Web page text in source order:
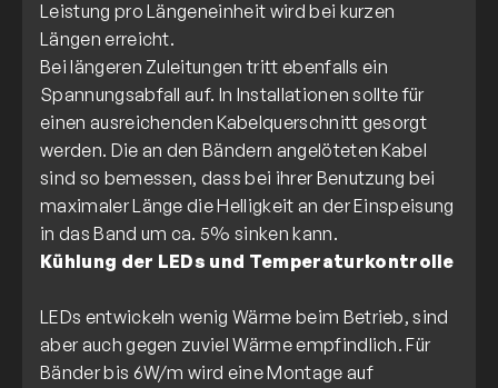
Leistung pro Längeneinheit wird bei kurzen
Längen erreicht.
Bei längeren Zuleitungen tritt ebenfalls ein
Spannungsabfall auf. In Installationen sollte für
einen ausreichenden Kabelquerschnitt gesorgt
werden. Die an den Bändern angelöteten Kabel
sind so bemessen, dass bei ihrer Benutzung bei
maximaler Länge die Helligkeit an der Einspeisung
Kühlung der LEDs und Temperaturkontrolle
LEDs entwickeln wenig Wärme beim Betrieb, sind
aber auch gegen zuviel Wärme empfindlich. Für
Bänder bis 6W/m wird eine Montage auf